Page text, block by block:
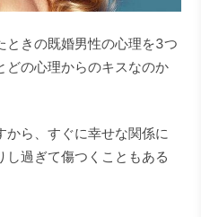
ときの既婚男性の心理を3つ
どの心理からのキスなのか
から、すぐに幸せな関係に
し過ぎて傷つくこともある